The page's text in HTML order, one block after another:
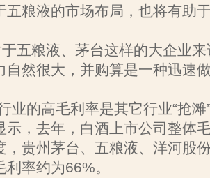
五粮液的市场布局，也将有助
于五粮液、茅台这样的大企业
自然很大，并购算是一种迅速
业的高毛利率是其它行业“抢
示，去年，白酒上市公司整体
，贵州茅台、五粮液、洋河股
率约为66%。